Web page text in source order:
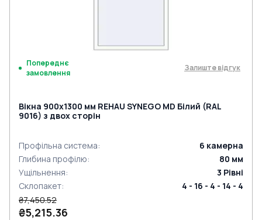
Попереднє
замовлення
Залиште відгук
Вікна 900x1300 мм REHAU SYNEGO MD Білий (RAL
9016) з двох сторін
Профільна система: 6 камерна
Глибина профілю: 80 мм
Ущільнення: 3 Рівні
Склопакет:
4 - 16 - 4 - 14 - 4
₴7,450.52
₴5,215.36